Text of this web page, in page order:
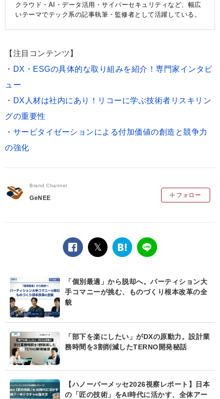
クラウド・AI・データ活用・サイバーセキュリティなど、幅広
いテーマでテック系の記事執筆・監修者として活躍している。
【注目コンテンツ】
・ DX・ESGの具体的な取り組みを紹介！専門家インタビ
ュー
・ DX人材は社内にあり！リコーに学ぶ技術者リスキリン
グの重要性
・ サービタイゼーションによる付加価値の創造と競争力
の強化
Brand Channel
GeNEE フォロー
facebook
twitterは
ブ
ッ
ー
LINE
「個別最適」から脱却へ。パーティション大
手コマニーが挑む、ものづくり根本改革の全
貌
「部下を楽にしたい」がDXの原動力。設計業
務時間を3割削減したTERNO開発秘話
【ハノーバーメッセ2026視察レポート】日本
の「匠の技術」をAI時代に活かす、全体アー